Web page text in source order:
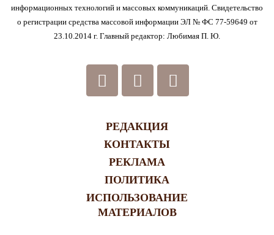
информационных технологий и массовых коммуникаций. Свидетельство
о регистрации средства массовой информации ЭЛ № ФС 77-59649 от
23.10.2014 г. Главный редактор: Любимая П. Ю.
РЕДАКЦИЯ
КОНТАКТЫ
РЕКЛАМА
ПОЛИТИКА
ИСПОЛЬЗОВАНИЕ
МАТЕРИАЛОВ